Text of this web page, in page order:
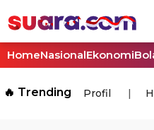
HomeNasionalEkonomi
🔥 Trending Profil